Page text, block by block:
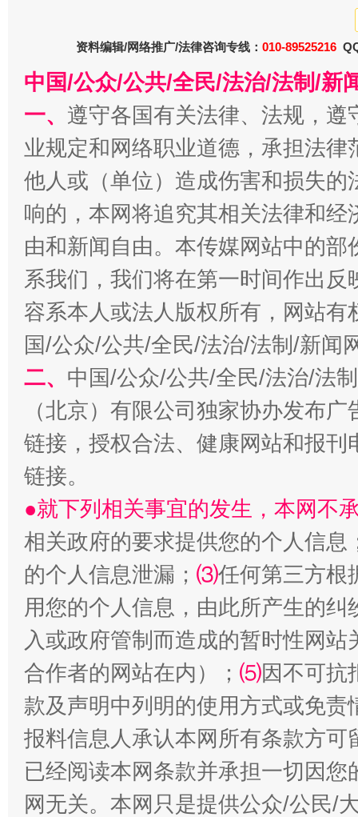
千年窑火 生生不息 一
揭开“小金库”的免责幌子
受贿1.44亿！段成刚被判无期 从幼
资料编辑/网络推广/法律咨询专线： 010-89525216
中国/公众/公共/全民/法治/法制/新
一、 遵守各国有关法律、法规，
业规定和网络职业道德，承担法
他人或（单位）造成伤害和损失
响的，本网将追究其相关法律和
由和新闻自由。本传媒网站中的
系我们，我们将在第一时间作出
容系本人或法人版权所有，网站
国/公众/公共/全民/法治/法制/新闻
二、 中国/公众/公共/全民/法治/法
（北京）有限公司独家协办发布
链接，授权合法、健康网站和报
链接。
●就下列相关事宜的发生，本网不
相关政府的要求提供您的个人信息
的个人信息泄漏； ⑶任何第三方根
用您的个人信息，由此所产生的纠
入或政府管制而造成的暂时性网
合作者的网站在内）； ⑸因不可抗
款及声明中列明的使用方式或免责
报料信息人承认本网所有条款方
已经阅读本网条款并承担一切因
网无关。本网只是提供公众/公民/